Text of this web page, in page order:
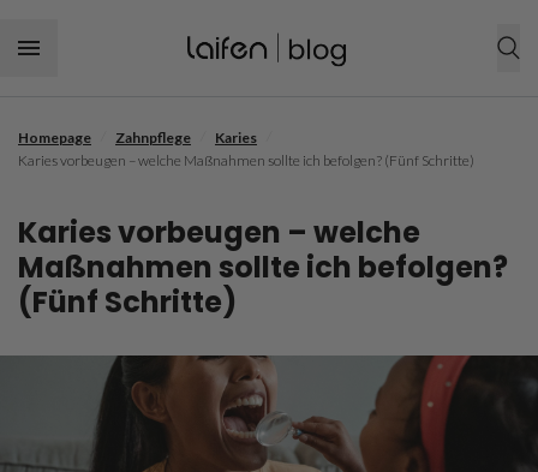
JETZT EINKAUFEN
Haartrockner
Haarpflegeprodukt
Mundspülung
Frisuren
Frauen Frisuren
Kurze Frisur
Haarpflege
Feines Haar
Krauses Haar
Trockenes Haar
Zahnpflege
Zahnbelag und Zahnstein
Zahnfleischpflegeroutine
Homepage Zahnpflege Karies
Karies vorbeugen – welche Maßnahmen sollte ich befolgen? (Fünf Schritte)
Karies vorbeugen – welche
Maßnahmen sollte ich befolgen?
(Fünf Schritte)